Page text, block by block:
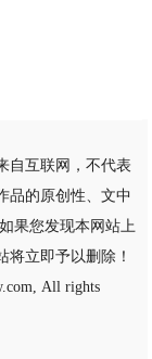
自互联网，不代表
品的原创性、文中
果您发现本网站上
立即予以删除！
All rights